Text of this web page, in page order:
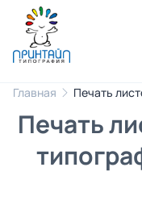
Главная Печать
Печать